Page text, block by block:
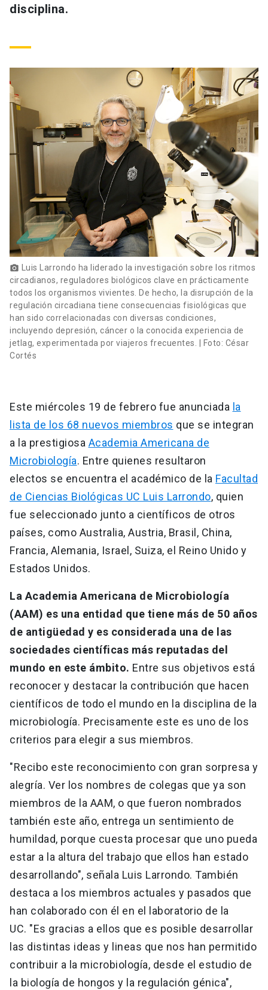
Padres y familia
Vecinos launch
Correo UC launch
Medios Biblioteca launch
Donaciones
disciplina.
photo_camera Luis Larrondo ha liderado la investigación sobre los ritmos
circadianos, reguladores biológicos clave en prácticamente
todos los organismos vivientes. De hecho, la disrupción de la
regulación circadiana tiene consecuencias fisiológicas que
han sido correlacionadas con diversas condiciones,
incluyendo depresión, cáncer o la conocida experiencia de
jetlag, experimentada por viajeros frecuentes. | Foto: César
Cortés
Este miércoles 19 de febrero fue anunciada la
lista de los 68 nuevos miembros que se integran
a la prestigiosa Academia Americana de
Microbiología. Entre quienes resultaron
electos se encuentra el académico de la Facultad
de Ciencias Biológicas UC Luis Larrondo, quien
fue seleccionado junto a científicos de otros
países, como Australia, Austria, Brasil, China,
Francia, Alemania, Israel, Suiza, el Reino Unido y
Estados Unidos.
La Academia Americana de Microbiología
(AAM) es una entidad que tiene más de 50 años
de antigüedad y es considerada una de las
sociedades científicas más reputadas del
mundo en este ámbito. Entre sus objetivos está
reconocer y destacar la contribución que hacen
científicos de todo el mundo en la disciplina de la
microbiología. Precisamente este es uno de los
criterios para elegir a sus miembros.
"Recibo este reconocimiento con gran sorpresa y
alegría. Ver los nombres de colegas que ya son
miembros de la AAM, o que fueron nombrados
también este año, entrega un sentimiento de
humildad, porque cuesta procesar que uno pueda
estar a la altura del trabajo que ellos han estado
desarrollando", señala Luis Larrondo. También
destaca a los miembros actuales y pasados que
han colaborado con él en el laboratorio de la
UC. "Es gracias a ellos que es posible desarrollar
las distintas ideas y lineas que nos han permitido
contribuir a la microbiología, desde el estudio de
la biología de hongos y la regulación génica",